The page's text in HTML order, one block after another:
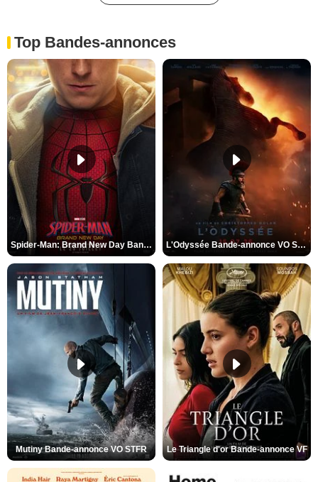
Top Bandes-annonces
Spider-Man: Brand New Day Bande-annonce VO STFR L'Odyssée Bande-annonce VO STFR
Mutiny Bande-annonce VO STFR Le Triangle d'or Bande-annonce VF